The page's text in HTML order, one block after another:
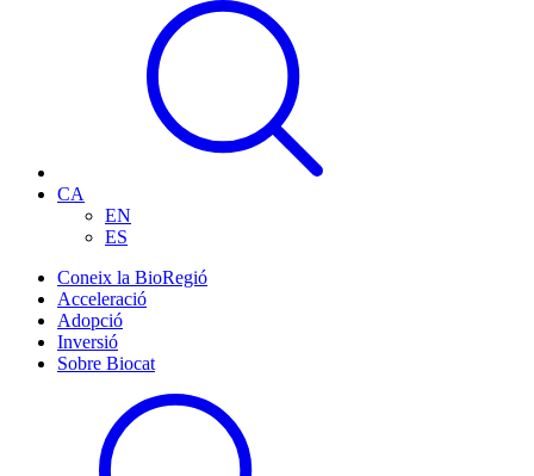
CA
EN
ES
Coneix la BioRegió
Acceleració
Adopció
Inversió
Sobre Biocat